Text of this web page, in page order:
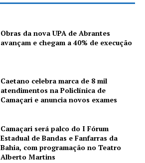
Obras da nova UPA de Abrantes
avançam e chegam a 40% de execução
Caetano celebra marca de 8 mil
atendimentos na Policlínica de
Camaçari e anuncia novos exames
Camaçari será palco do I Fórum
Estadual de Bandas e Fanfarras da
Bahia, com programação no Teatro
Alberto Martins